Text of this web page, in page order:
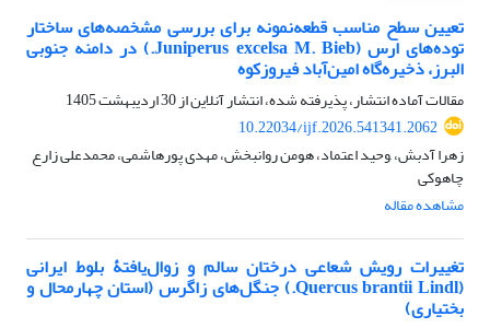
تعیین سطح مناسب قطعه‌نمونه برای بررسی مشخصه‌های ساختار
توده‌های ارس (Juniperus excelsa M. Bieb.) در دامنه جنوبی
البرز، ذخیره‌گاه امین‌آباد فیروزکوه
مقالات آماده انتشار، پذیرفته شده، انتشار آنلاین از30 اردیبهشت 1405
10.22034/ijf.2026.541341.2062
زهرا آدبش، ,وحید اعتماد، هومن روانبخش، مهدی پورهاشمی، محمدعلی زارع
چاهوکی
مشاهده مقاله
تغییرات رویش شعاعی درختان سالم و زوال‌یافتۀ بلوط ایرانی
(Quercus brantii Lindl.) جنگل‌های زاگرس (استان چهارمحال و
بختیاری)